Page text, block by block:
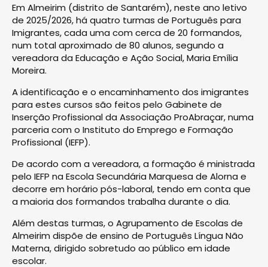
Em Almeirim (distrito de Santarém), neste ano letivo
de 2025/2026, há quatro turmas de Português para
Imigrantes, cada uma com cerca de 20 formandos,
num total aproximado de 80 alunos, segundo a
vereadora da Educação e Ação Social, Maria Emília
Moreira.
A identificação e o encaminhamento dos imigrantes
para estes cursos são feitos pelo Gabinete de
Inserção Profissional da Associação ProAbraçar, numa
parceria com o Instituto do Emprego e Formação
Profissional (IEFP).
De acordo com a vereadora, a formação é ministrada
pelo IEFP na Escola Secundária Marquesa de Alorna e
decorre em horário pós-laboral, tendo em conta que
a maioria dos formandos trabalha durante o dia.
Além destas turmas, o Agrupamento de Escolas de
Almeirim dispõe de ensino de Português Língua Não
Materna, dirigido sobretudo ao público em idade
escolar.